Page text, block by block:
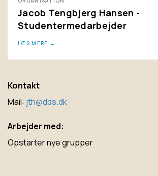
Jacob Tengbjerg Hansen -
Studentermedarbejder
LÆS MERE
Kontakt
Mail: jth@dds.dk
Arbejder med:
Opstarter nye grupper